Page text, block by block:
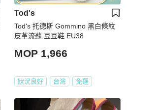
Tod's
Tod's 托德斯 Gommino 黑白條紋
皮革流蘇 豆豆鞋 EU38
MOP 1,966
狀況良好 台灣 免運